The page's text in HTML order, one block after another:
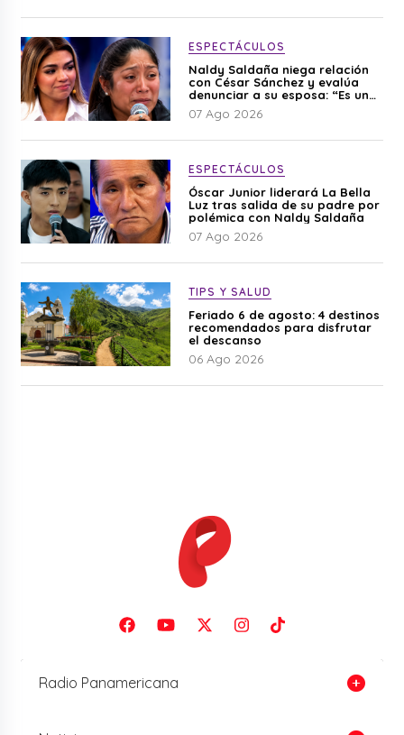
ESPECTÁCULOS
Naldy Saldaña niega relación
con César Sánchez y evalúa
denunciar a su esposa: “Es una
difamación”
07 Ago 2026
ESPECTÁCULOS
Óscar Junior liderará La Bella
Luz tras salida de su padre por
polémica con Naldy Saldaña
07 Ago 2026
TIPS Y SALUD
Feriado 6 de agosto: 4 destinos
recomendados para disfrutar
el descanso
06 Ago 2026
Radio Panamericana